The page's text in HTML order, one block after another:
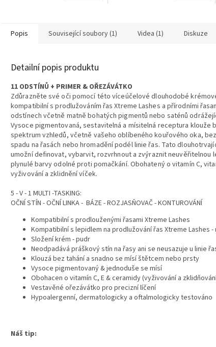
hvězdiček.
hvězdiček.
Popis Související soubory (1) Videa (1) Diskuze
Detailní popis produktu
11 ODSTÍNŮ + PRIMER & OŘEZÁVÁTKO
Zdůrazněte své oči pomocí této víceúčelové dlouhodobé
kompatibilní s prodlužováním řas Xtreme Lashes a přírodními
odstínech včetně matně bohatých pigmentů nebo saténů
Vysoce pigmentovaná, sestavitelná a mísitelná receptura klouže
spektrum vzhledů, včetně vašeho oblíbeného kouřového oka,
spadu na řasách nebo hromadění podél linie řas. Tato
umožní definovat, vybarvit, rozvrhnout a zvýraznit neuvěřitelnou
plynulé barvy odolné proti pomačkání. Obohatený o vitamín C,
vyživování a zklidnění víček.
5 - V - 1 MULTI -TASKING:
OČNÍ STÍN - OČNÍ LINKA - BÁZE - ROZJASŇOVAČ - KONTUROVÁNÍ
Kompatibilní s prodlouženými řasami Xtreme Lashes
Kompatibilní s lepidlem na prodlužování řas Xtreme Lashes
Složení krém - pudr
Neodpadává práškový stín na řasy ani se neusazuje u linie
Klouzá bez tahání a snadno se mísí štětcem nebo prsty
Vysoce pigmentovaný & jednoduše se mísí
Obohacen o vitamín C, E & ceramidy (vyživování a
Vestavěné ořezávátko pro precizní líčení
Hypoalergenní, dermatologicky a oftalmologicky testováno
Náš tip: